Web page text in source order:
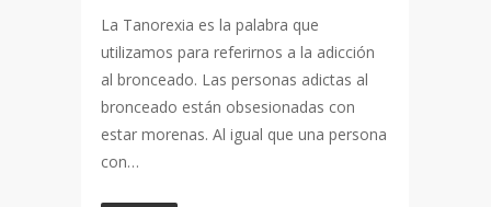
La Tanorexia es la palabra que
utilizamos para referirnos a la adicción
al bronceado. Las personas adictas al
bronceado están obsesionadas con
estar morenas. Al igual que una persona
con…